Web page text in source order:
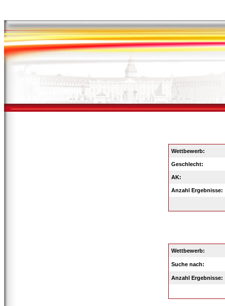
Wettbewerb:
Geschlecht:
AK:
Anzahl Ergebnisse:
Wettbewerb:
Suche nach:
Anzahl Ergebnisse: